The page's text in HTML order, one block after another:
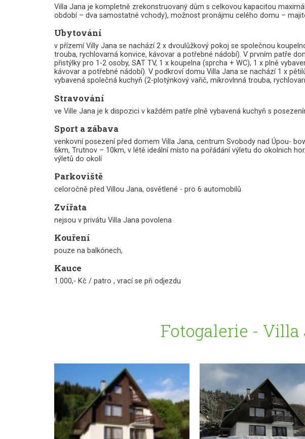
Villa Jana je kompletně zrekonstruovaný dům s celkovou kapacitou
období – dva samostatné vchody), možnost pronájmu celého domu –
Ubytování
v přízemí Villy Jana se nachází 2 x dvoulůžkový pokoj se společnou
trouba, rychlovarná konvice, kávovar a potřebné nádobí). V prvním patře
přistýlky pro 1-2 osoby, SAT TV, 1 x koupelna (sprcha + WC), 1 x plně
kávovar a potřebné nádobí). V podkroví domu Villa Jana se nachází 1 x
vybavená společná kuchyň (2-plotýnkový vařič, mikrovlnná trouba,
Stravování
ve Ville Jana je k dispozici v každém patře plně vybavená kuchyň s
Sport a zábava
venkovní posezení před domem Villa Jana, centrum Svobody nad Úpou-
6km, Trutnov – 10km, v létě ideální místo na pořádání výletu do okolnich
výletů do okolí
Parkoviště
celoročně před Villou Jana, osvětlené - pro 6 automobilů
Zvířata
nejsou v privátu Villa Jana povolena
Kouření
pouze na balkónech,
Kauce
1.000,- Kč / patro , vrací se při odjezdu
Fotogalerie - Villa